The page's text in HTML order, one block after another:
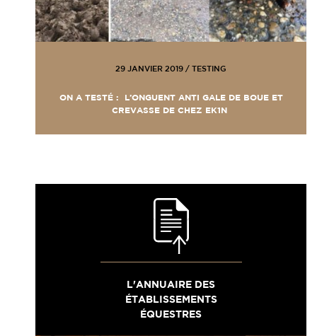
29 JANVIER 2019 / TESTING
ON A TESTÉ : L’ONGUENT ANTI GALE DE BOUE ET
CREVASSE DE CHEZ EK1N
L'ANNUAIRE DES
ÉTABLISSEMENTS
ÉQUESTRES